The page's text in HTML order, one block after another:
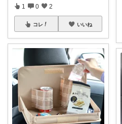
1 0 2
コレ いいね